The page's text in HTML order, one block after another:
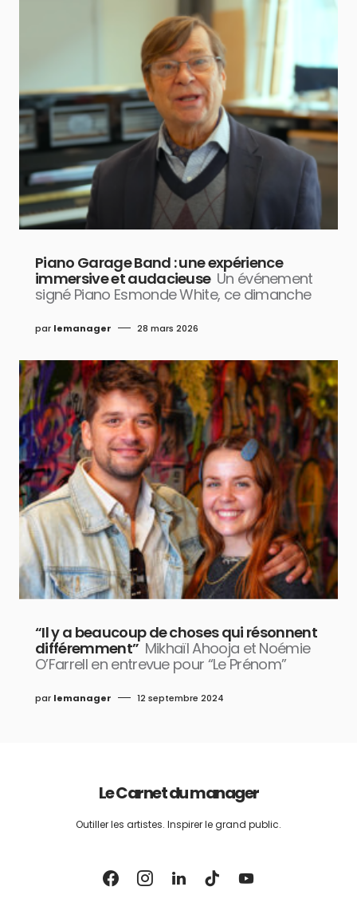
Piano Garage Band : une expérience
immersive et audacieuse Un événement
signé Piano Esmonde White, ce dimanche
par lemanager 28 mars 2026
“Il y a beaucoup de choses qui résonnent
différemment” Mikhaïl Ahooja et Noémie
O’Farrell en entrevue pour “Le Prénom”
par lemanager 12 septembre 2024
Le Carnet du manager
Outiller les artistes. Inspirer le grand public.